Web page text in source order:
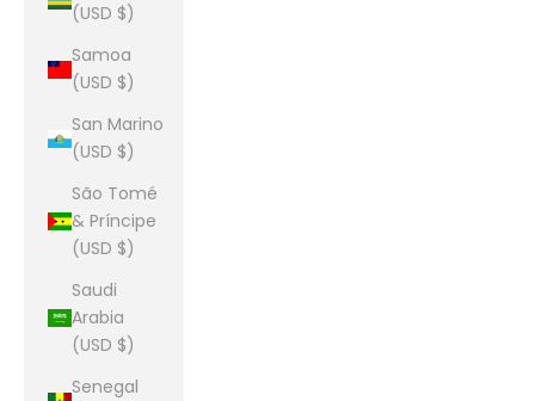
(USD $)
Samoa
(USD $)
San Marino
(USD $)
São Tomé
& Príncipe
(USD $)
Saudi
Arabia
(USD $)
Senegal